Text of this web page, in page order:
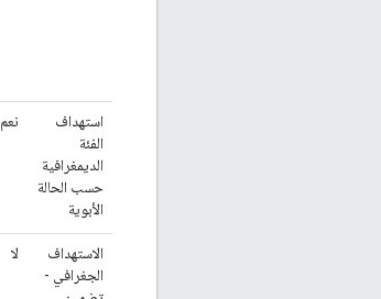
استهداف
الفئة
الديمغرافية
حسب الحالة
الأبوية
نعم
الاستهداف
الجغرافي -
لا